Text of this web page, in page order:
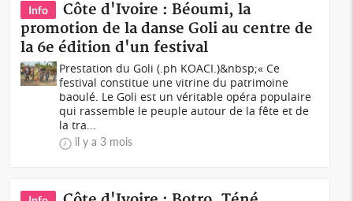
Info
Côte d'Ivoire : Béoumi, la
promotion de la danse Goli au centre de
la 6e édition d'un festival
Prestation du Goli (.ph KOACI.)&nbsp;« Ce
festival constitue une vitrine du patrimoine
baoulé. Le Goli est un véritable opéra populaire
qui rassemble le peuple autour de la fête et de
la tra...
il y a 3 mois